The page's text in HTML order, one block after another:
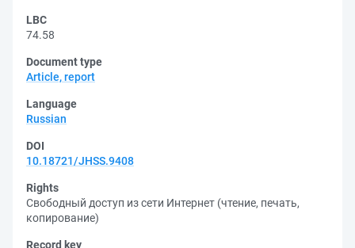
LBC
74.58
Document type
Article, report
Language
Russian
DOI
10.18721/JHSS.9408
Rights
Свободный доступ из сети Интернет (чтение, печать,
копирование)
Record key